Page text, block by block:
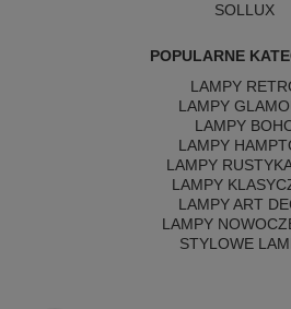
SOLLUX
POPULARNE
LAMPY
LAMPY
LAMPY
LAMPY
LAMPY
LAMPY
LAMPY ART
LAMPY
STYLOWE